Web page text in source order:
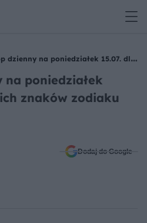
dzienny na poniedziałek 15.07. dla
na poniedziałek
znaków zodiaku
Dodaj do Google